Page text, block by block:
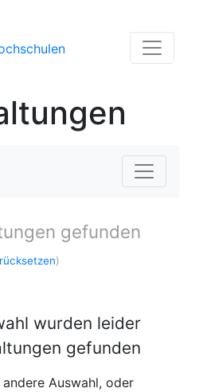
gefunden
)
wurden leider
gefunden
Auswahl, oder